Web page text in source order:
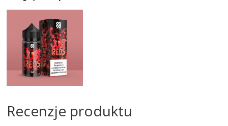
Recenzje produktu